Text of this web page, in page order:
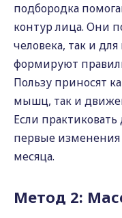
подбородка
контур лица. Они
человека, так и
формируют
Пользу приносят
мышц, так и
Если
первые изменения
месяца.
Метод 2: